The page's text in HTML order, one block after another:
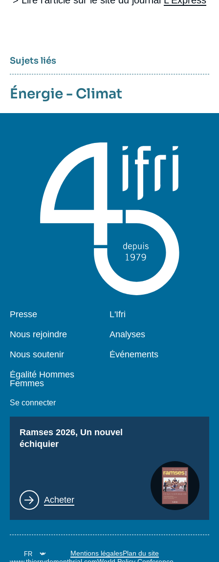
Sujets liés
Énergie - Climat
Pied
Presse
Nous rejoindre
Nous soutenir
Égalité Hommes
Femmes
Se connecter
Navigation
L'Ifri
Analyses
Événements
Titre
Ramses 2026, Un nouvel
échiquier
Lien
Acheter
Mentions légalesPlan du site